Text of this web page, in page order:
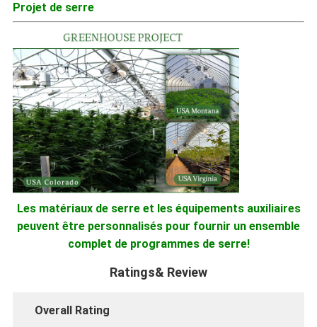
Projet de serre
Les matériaux de serre et les équipements auxiliaires
peuvent être personnalisés pour fournir un ensemble
complet de programmes de serre!
Ratings& Review
Overall Rating